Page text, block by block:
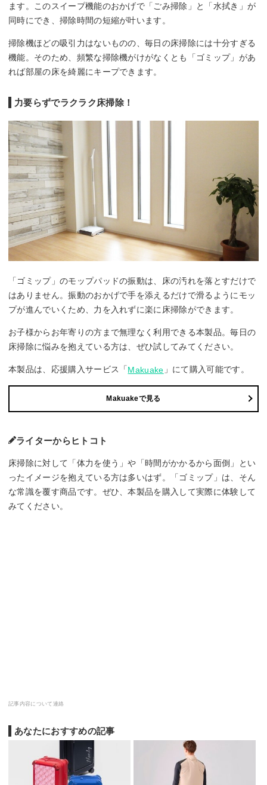
ます。このスイープ機能のおかげで「ごみ掃除」と「水拭き」が
同時にでき、掃除時間の短縮が叶います。
掃除機ほどの吸引力はないものの、毎日の床掃除には十分すぎる
機能。そのため、頻繁な掃除機がけがなくとも「ゴミップ」があ
れば部屋の床を綺麗にキープできます。
力要らずでラクラク床掃除！
「ゴミップ」のモップパッドの振動は、床の汚れを落とすだけで
はありません。振動のおかげで手を添えるだけで滑るようにモッ
プが進んでいくため、力を入れずに楽に床掃除ができます。
お子様からお年寄りの方まで無理なく利用できる本製品。毎日の
床掃除に悩みを抱えている方は、ぜひ試してみてください。
本製品は、応援購入サービス「Makuake 」にて購入可能です。
Makuakeで見る
ライターからヒトコト
床掃除に対して「体力を使う」や「時間がかかるから面倒」とい
ったイメージを抱えている方は多いはず。「ゴミップ」は、そん
な常識を覆す商品です。ぜひ、本製品を購入して実際に体験して
みてください。
記事内容について連絡
あなたにおすすめの記事